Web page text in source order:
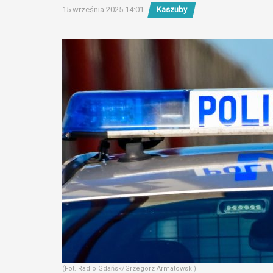
15 września 2025 14:01 Kaszuby
(Fot. Radio Gdańsk/Grzegorz Armatowski)